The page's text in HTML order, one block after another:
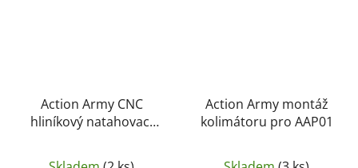
Action Army CNC
hliníkový natahovací
Červený
Action Army montáž
kolimátoru pro AAP01